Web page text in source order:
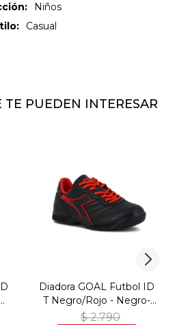
Niños
Casual
TE PUEDEN INTERESAR
Diadora GOAL Futbol ID
T Negro/Rojo - Negro-
Rojo
$ 2.790